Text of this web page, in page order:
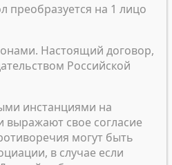
преобразуется на 1 лицо
Настоящий договор,
Российской
инстанциями на
свое согласие
могут быть
в случае если